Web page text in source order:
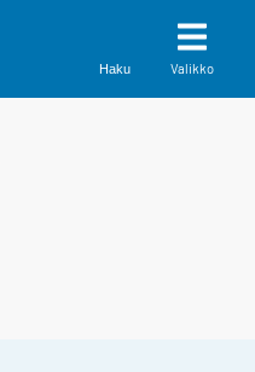
Haku Valikko